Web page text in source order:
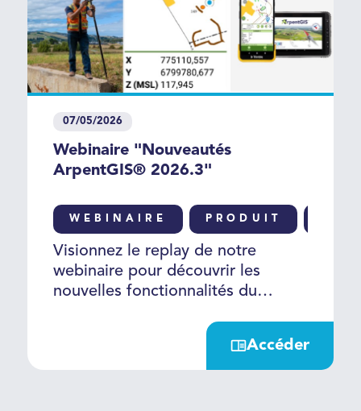
07/05/2026
Webinaire "Nouveautés
ArpentGIS® 2026.3"
WEBINAIRE PRODUIT
Visionnez le replay de notre
webinaire pour découvrir les
nouvelles fonctionnalités du
ArpentGIS® et comment les
Accéder